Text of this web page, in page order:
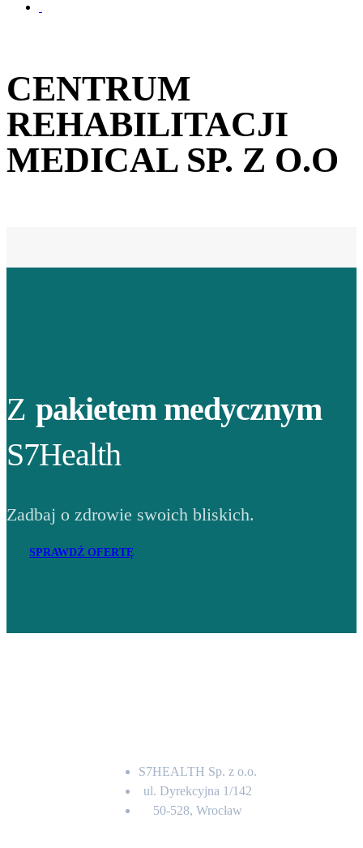
CENTRUM
REHABILITACJI
MEDICAL SP. Z O.O
Z pakietem medycznym
S7Health
Zadbaj o zdrowie swoich bliskich.
SPRAWDŹ OFERTĘ
S7HEALTH Sp. z o.o.
ul. Dyrekcyjna 1/142
50-528, Wrocław